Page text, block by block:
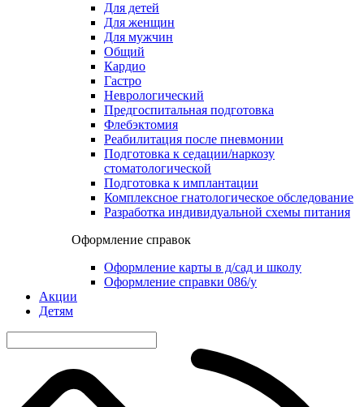
Для детей
Для женщин
Для мужчин
Общий
Кардио
Гастро
Неврологический
Предгоспитальная подготовка
Флебэктомия
Реабилитация после пневмонии
Подготовка к седации/наркозу
стоматологической
Подготовка к имплантации
Комплексное гнатологическое обследование
Разработка индивидуальной схемы питания
Оформление справок
Оформление карты в д/сад и школу
Оформление справки 086/у
Акции
Детям